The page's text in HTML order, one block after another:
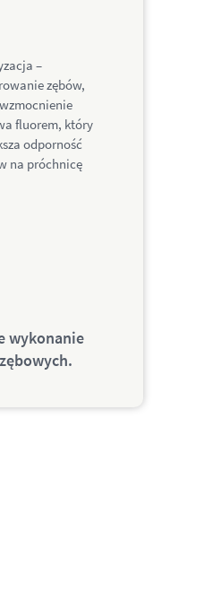
–
zębów,
fluorem, który
odporność
na próchnicę
wykonanie